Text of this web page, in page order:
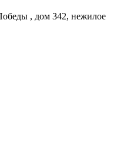
, дом 342, нежилое